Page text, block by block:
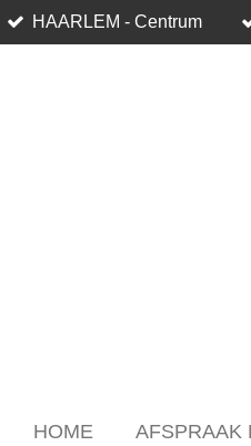
HAARLEM - Centrum
HOME AFSPRAAK